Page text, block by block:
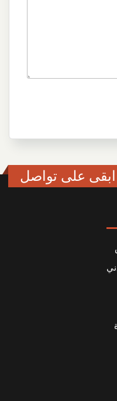
ابقى على تواصل